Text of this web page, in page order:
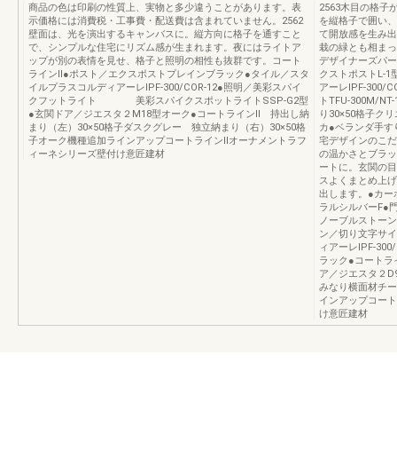
商品の色は印刷の性質上、実物と多少違うことがあります。表
示価格には消費税・工事費・配送費は含まれていません。2562
壁面は、光を演出するキャンバスに。縦方向に格子を通すこと
で、シンプルな住宅にリズム感が生まれます。夜にはライトア
ップが別の表情を見せ、格子と照明の相性も抜群です。コート
ラインⅡ●ポスト／エクスポストプレインブラック●タイル／スタ
イルプラスコルディアーレIPF-300/COR-12●照明／美彩スパイ
クフットライト 美彩スパイクスポットライトSSP-G2型
●玄関ドア／ジエスタ２M18型オーク●コートラインⅡ 持出し納
まり（左）30×50格子ダスクグレー 独立納まり（右）30×50格
子オーク機種追加ラインアップコートラインⅡオーナメントラフ
ィーネシリーズ壁付け意匠建材
2563木目の格子
を縦格子で囲い
て開放感を生み
栽の緑とも相ま
デザイナーズパ
クストポストL-1
アーレIPF-300/
トTFU-300M/
り30×50格子ク
カ●ベランダ手
宅デザインのこ
の温かさとブラ
ートに。玄関の
スよくまとめ上
出します。●カー
ラルシルバーF●
ノーブルストー
ン／切り文字サ
ィアーレIPF-
ラック●コートラ
ア／ジエスタ２
みなり横面材チ
インアップコー
け意匠建材